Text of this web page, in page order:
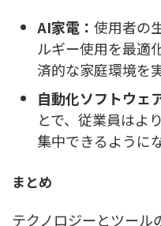
AI家電： 使用者の
ルギー使用を最適
済的な家庭環境を
自動化ソフトウェ
とで、従業員はよ
集中できるように
まとめ
テクノロジーとツール